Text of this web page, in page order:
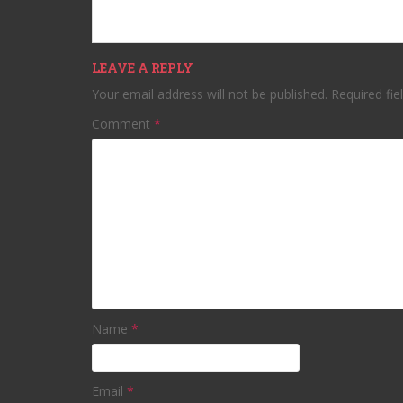
LEAVE A REPLY
Your email address will not be published. Required
Comment *
Name *
Email *